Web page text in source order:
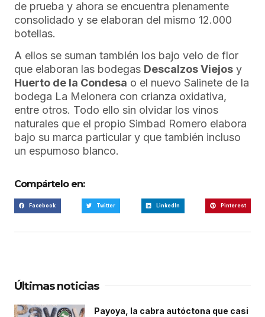
de prueba y ahora se encuentra plenamente
consolidado y se elaboran del mismo 12.000
botellas.
A ellos se suman también los bajo velo de flor
que elaboran las bodegas Descalzos Viejos y
Huerto de la Condesa o el nuevo Salinete de la
bodega La Melonera con crianza oxidativa,
entre otros. Todo ello sin olvidar los vinos
naturales que el propio Simbad Romero elabora
bajo su marca particular y que también incluso
un espumoso blanco.
Compártelo en:
Facebook Twitter LinkedIn Pinterest
Últimas noticias
Payoya, la cabra autóctona que casi